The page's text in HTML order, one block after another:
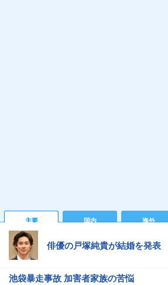
主要 国内 海外
俳優の戸塚純貴が結婚を発表
池袋暴走事故 加害者家族の苦悩